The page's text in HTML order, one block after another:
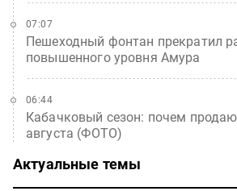
Пешеходный фонтан прекратил
повышенного уровня Амура
07:07
Кабачковый сезон: почем
августа (ФОТО)
06:44
Актуальные темы